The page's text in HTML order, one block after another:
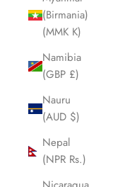
(Birmania)
(MMK K)
Namibia
(GBP £)
Nauru
(AUD $)
Nepal
(NPR Rs.)